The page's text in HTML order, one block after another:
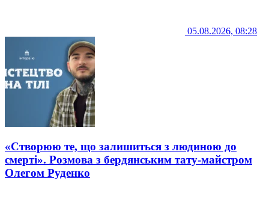
05.08.2026, 08:28
«Створюю те, що залишиться з людиною до
смерті». Розмова з бердянським тату-майстром
Олегом Руденко